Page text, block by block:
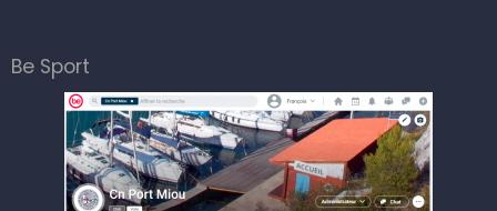
Be Sport